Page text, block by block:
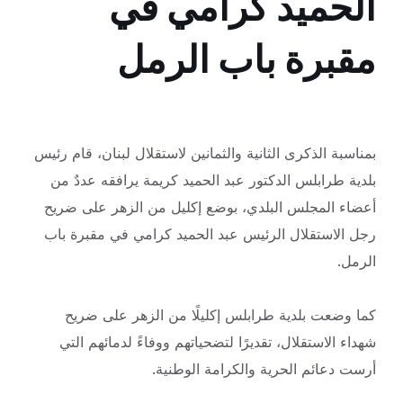
مقبرة باب الرمل
بمناسبة الذكرى الثانية والثمانين لاستقلال لبنان، قام رئيس
بلدية طرابلس الدكتور عبد الحميد كريمة يرافقه عددٌ من
أعضاء المجلس البلدي، بوضع إكليل من الزهر على ضريح
رجل الاستقلال الرئيس عبد الحميد كرامي في مقبرة باب
الرمل.
كما وضعت بلدية طرابلس إكليلًا من الزهر على ضريح
شهداء الاستقلال، تقديرًا لتضحياتهم ووفاءً لدمائهم التي
أرست دعائم الحرية والكرامة الوطنية.